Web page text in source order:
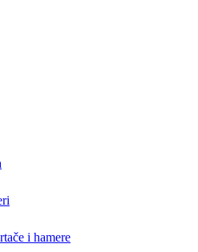
i hamere